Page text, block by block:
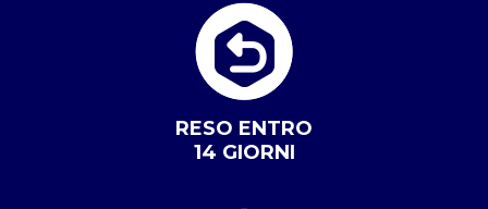
RESO ENTRO
14 GIORNI